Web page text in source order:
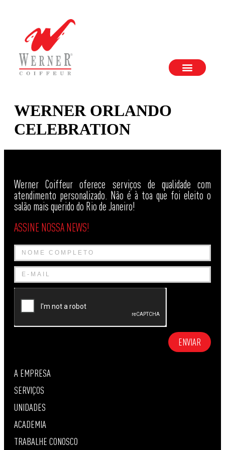
WERNER ORLANDO
CELEBRATION
Werner Coiffeur oferece serviços de qualidade com
atendimento personalizado. Não é à toa que foi eleito o
salão mais querido do Rio de Janeiro!
ASSINE NOSSA NEWS!
ENVIAR
A EMPRESA
SERVIÇOS
UNIDADES
ACADEMIA
TRABALHE CONOSCO